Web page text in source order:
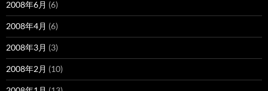
2008年6月 (6)
2008年4月 (6)
2008年3月 (3)
2008年2月 (10)